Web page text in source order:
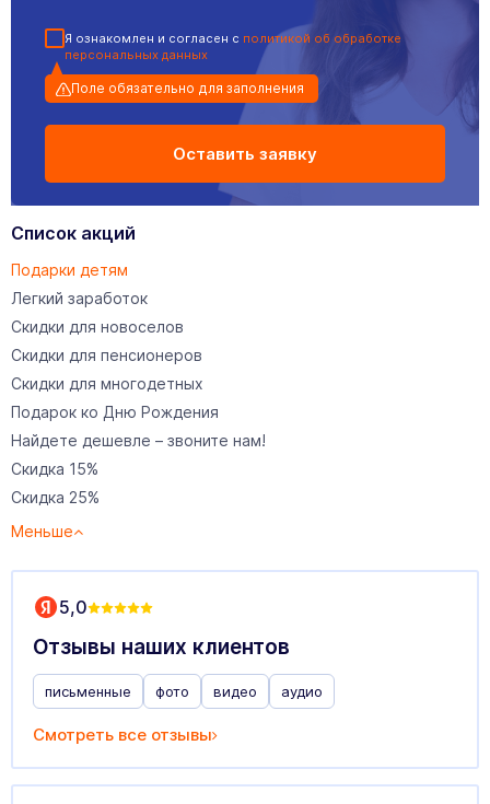
Список акций
Подарки детям
Легкий заработок
Скидки для новоселов
Скидки для пенсионеров
Скидки для многодетных
Подарок ко Дню Рождения
Найдете дешевле – звоните нам!
Скидка 15%
Скидка 25%
Меньше
5,0
Отзывы наших клиентов
письменные фото видео аудио
Смотреть все отзывы
Я ознакомлен и согласен с политикой об обработке
персональных данных
Поле обязательно для заполнения